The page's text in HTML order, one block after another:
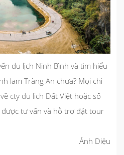
du lịch Ninh Bình và tìm hiểu
lam Tràng An chưa? Mọi chi
cty du lich Đất Việt hoặc số
được tư vấn và hỗ trợ đặt tour
Ánh Diệu